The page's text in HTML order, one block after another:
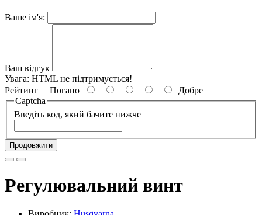
Ваше ім'я:
Ваш відгук
Увага: HTML не підтримується!
Рейтинг Погано
Добре
Captcha
Введіть код, який бачите нижче
Продовжити
Регулювальний винт